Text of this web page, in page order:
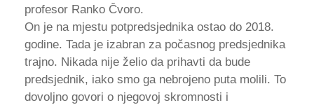
profesor Ranko Čvoro.
On je na mjestu potpredsjednika ostao do 2018.
godine. Tada je izabran za počasnog predsjednika
trajno. Nikada nije želio da prihavti da bude
predsjednik, iako smo ga nebrojeno puta molili. To
dovoljno govori o njegovoj skromnosti i